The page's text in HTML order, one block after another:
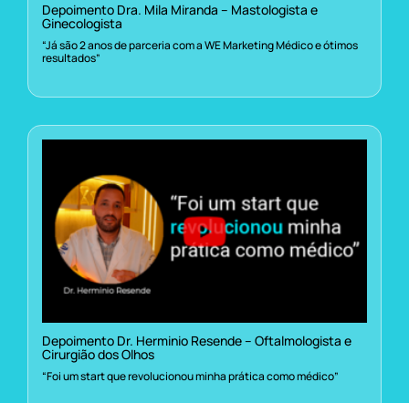
Depoimento Dra. Mila Miranda – Mastologista e
Ginecologista
“Já são 2 anos de parceria com a WE Marketing Médico e ótimos
resultados”
Depoimento Dr. Herminio Resende – Oftalmologista e
Cirurgião dos Olhos
“Foi um start que revolucionou minha prática como médico”